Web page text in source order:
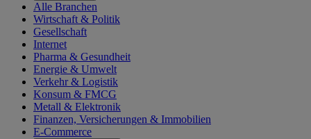
Alle Branchen
Wirtschaft & Politik
Gesellschaft
Internet
Pharma & Gesundheit
Energie & Umwelt
Verkehr & Logistik
Konsum & FMCG
Metall & Elektronik
Finanzen, Versicherungen & Immobilien
E-Commerce